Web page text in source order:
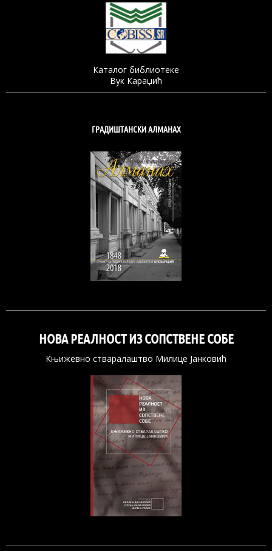
Каталог библиотеке
Вук Караџић
ГРАДИШТАНСКИ АЛМАНАХ
НОВА РЕАЛНОСТ ИЗ СОПСТВЕНЕ СОБЕ
Књижевно стваралаштво Милице Јанковић